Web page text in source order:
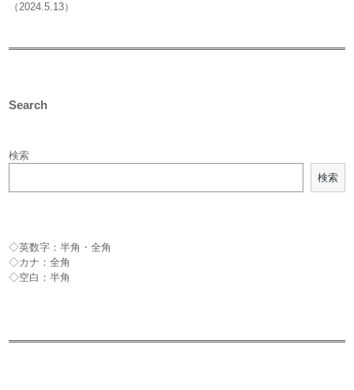
（2024.5.13）
Search
検索
検索
◇英数字：半角・全角
◇カナ：全角
◇空白：半角